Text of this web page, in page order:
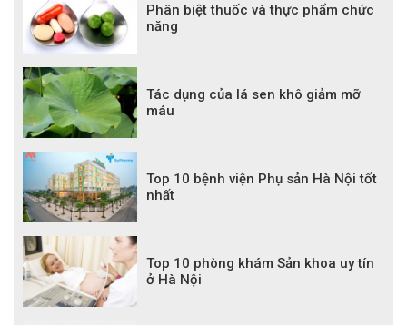
Phân biệt thuốc và thực phẩm chức
năng
Tác dụng của lá sen khô giảm mỡ
máu
Top 10 bệnh viện Phụ sản Hà Nội tốt
nhất
Top 10 phòng khám Sản khoa uy tín
ở Hà Nội